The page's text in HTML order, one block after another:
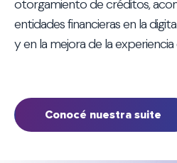
otorgamiento de créditos,
entidades financieras en la
y en la mejora de la experiencia
Conocé nuestra suite